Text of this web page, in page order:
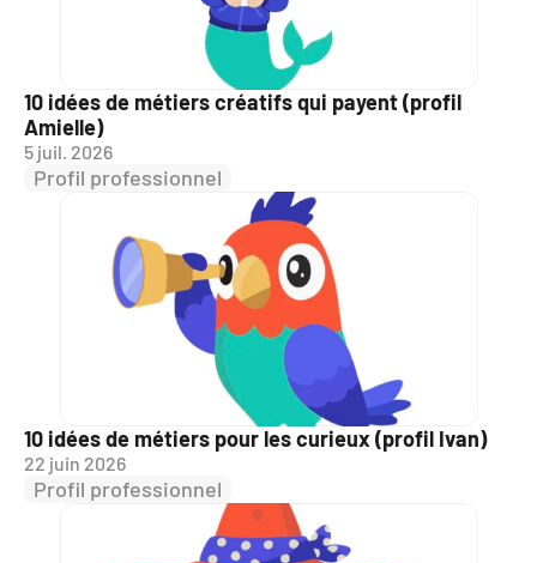
10 idées de métiers créatifs qui payent (profil
Amielle)
5 juil. 2026
Profil professionnel
10 idées de métiers pour les curieux (profil Ivan)
22 juin 2026
Profil professionnel